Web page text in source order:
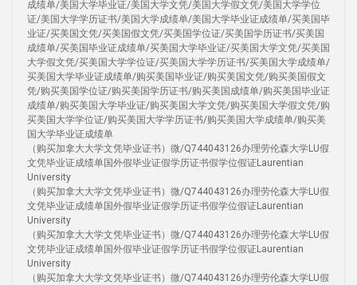
成绩单/美国大学毕业证/美国大学文凭/美国大学假文凭/美国大学学位
证/美国大学学历证书/美国大学成绩单/美国大学毕业证成绩单/买美国毕
业证/买美国文凭/买美国假文凭/买美国学位证/买美国学历证书/买美国
成绩单/买美国毕业证成绩单/买美国大学毕业证/买美国大学文凭/买美国
大学假文凭/买美国大学学位证/买美国大学学历证书/买美国大学成绩单/
买美国大学毕业证成绩单/购买美国毕业证/购买美国文凭/购买美国假文
凭/购买美国学位证/购买美国学历证书/购买美国成绩单/购买美国毕业证
成绩单/购买美国大学毕业证/购买美国大学文凭/购买美国大学假文凭/购
买美国大学学位证/购买美国大学学历证书/购买美国大学成绩单/购买美
国大学毕业证成绩单
（购买加拿大大学文凭毕业证书）微/Q744043126办理劳伦森大学LU假
文凭毕业证成绩单国外假毕业证假学历证书假学位假证Laurentian
University
（购买加拿大大学文凭毕业证书）微/Q744043126办理劳伦森大学LU假
文凭毕业证成绩单国外假毕业证假学历证书假学位假证Laurentian
University
（购买加拿大大学文凭毕业证书）微/Q744043126办理劳伦森大学LU假
文凭毕业证成绩单国外假毕业证假学历证书假学位假证Laurentian
University
（购买加拿大大学文凭毕业证书）微/Q744043126办理劳伦森大学LU假